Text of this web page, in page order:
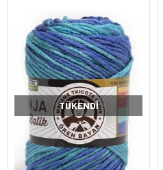
TÜKENDI